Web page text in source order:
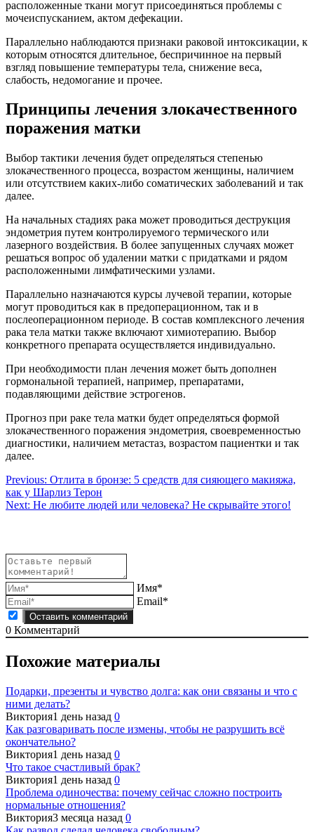
расположенные ткани могут присоединяться проблемы с
мочеиспусканием, актом дефекации.
Параллельно наблюдаются признаки раковой интоксикации, к
которым относятся длительное, беспричинное на первый
взгляд повышение температуры тела, снижение веса,
слабость, недомогание и прочее.
Принципы лечения злокачественного
поражения матки
Выбор тактики лечения будет определяться степенью
злокачественного процесса, возрастом женщины, наличием
или отсутствием каких-либо соматических заболеваний и так
далее.
На начальных стадиях рака может проводиться деструкция
эндометрия путем контролируемого термического или
лазерного воздействия. В более запущенных случаях может
решаться вопрос об удалении матки с придатками и рядом
расположенными лимфатическими узлами.
Параллельно назначаются курсы лучевой терапии, которые
могут проводиться как в предоперационном, так и в
послеоперационном периоде. В состав комплексного лечения
рака тела матки также включают химиотерапию. Выбор
конкретного препарата осуществляется индивидуально.
При необходимости план лечения может быть дополнен
гормональной терапией, например, препаратами,
подавляющими действие эстрогенов.
Прогноз при раке тела матки будет определяться формой
злокачественного поражения эндометрия, своевременностью
диагностики, наличием метастаз, возрастом пациентки и так
далее.
Навигация
по
Previous: Отлита в бронзе: 5 средств для сияющего макияжа,
как у Шарлиз Терон
Next: Не любите людей или человека? Не скрывайте этого!
Имя*
Email*
0 Комментарий
Похожие материалы
Подарки, презенты и чувство долга: как они связаны и что с
ними делать?
Виктория1 день назад 0
Как разговаривать после измены, чтобы не разрушить всё
окончательно?
Виктория1 день назад 0
Что такое счастливый брак?
Виктория1 день назад 0
Проблема одиночества: почему сейчас сложно построить
нормальные отношения?
Виктория3 месяца назад 0